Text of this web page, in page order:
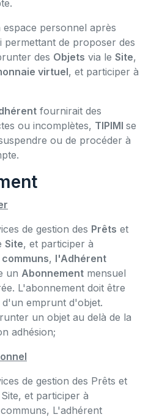
espace personnel après
permettant de proposer des
des Objets via le Site,
virtuel, et participer à
fournirait des
ou incomplètes, TIPIMI se
ou de procéder à
de gestion des Prêts et
Site, et participer à
, l'Adhérent
un Abonnement mensuel
L'abonnement doit être
emprunt d'objet.
un objet au delà de la
adhésion;
de gestion des Prêts et
et participer à
L'adhérent